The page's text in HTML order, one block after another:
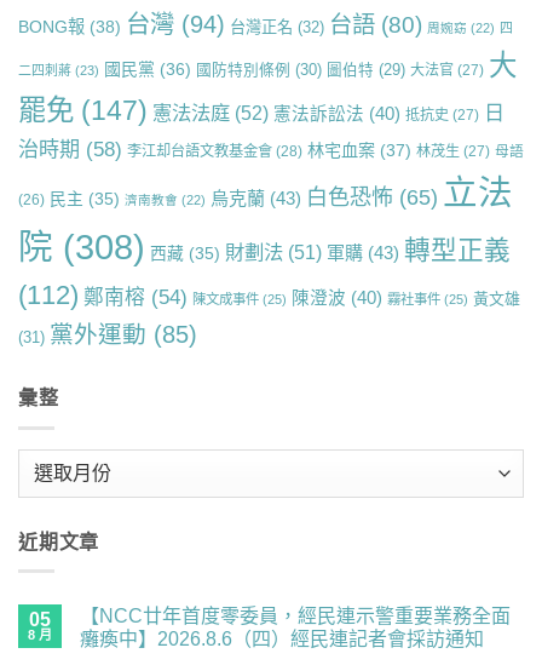
BONG報 (38) 台灣 (94) 台灣正名 (32) 台語 (80) 周婉窈 (22) 四
二四刺蔣 (23) 國民黨 (36) 國防特別條例 (30) 圖伯特 (29) 大法官 (27) 大
罷免 (147) 憲法法庭 (52) 憲法訴訟法 (40) 抵抗史 (27) 日
治時期 (58) 李江却台語文教基金會 (28) 林宅血案 (37) 林茂生 (27) 母語
(26) 民主 (35) 濟南教會 (22) 烏克蘭 (43) 白色恐怖 (65) 立法
院 (308) 西藏 (35) 財劃法 (51) 軍購 (43) 轉型正義
(112) 鄭南榕 (54) 陳文成事件 (25) 陳澄波 (40) 霧社事件 (25) 黃文雄
(31) 黨外運動 (85)
彙整
近期文章
05
8 月
【NCC廿年首度零委員，經民連示警重要業務全面
癱瘓中】2026.8.6（四）經民連記者會採訪通知